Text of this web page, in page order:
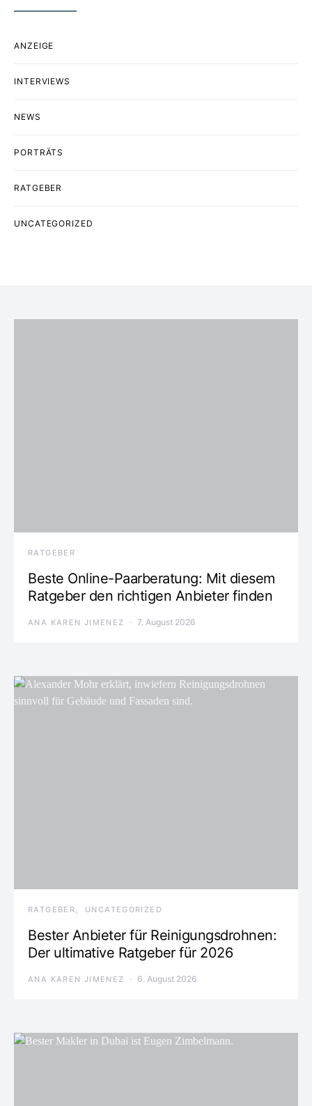
ANZEIGE
INTERVIEWS
NEWS
PORTRÄTS
RATGEBER
UNCATEGORIZED
RATGEBER
Beste Online-Paarberatung: Mit diesem
Ratgeber den richtigen Anbieter finden
ANA KAREN JIMENEZ 7. August 2026
RATGEBER UNCATEGORIZED
Bester Anbieter für Reinigungsdrohnen:
Der ultimative Ratgeber für 2026
ANA KAREN JIMENEZ 6. August 2026